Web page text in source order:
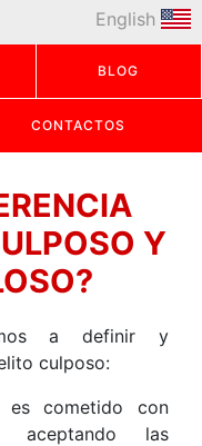
BLOG
CONTACTOS
English
Y
a definir y
culposo:
cometido con
aceptando las